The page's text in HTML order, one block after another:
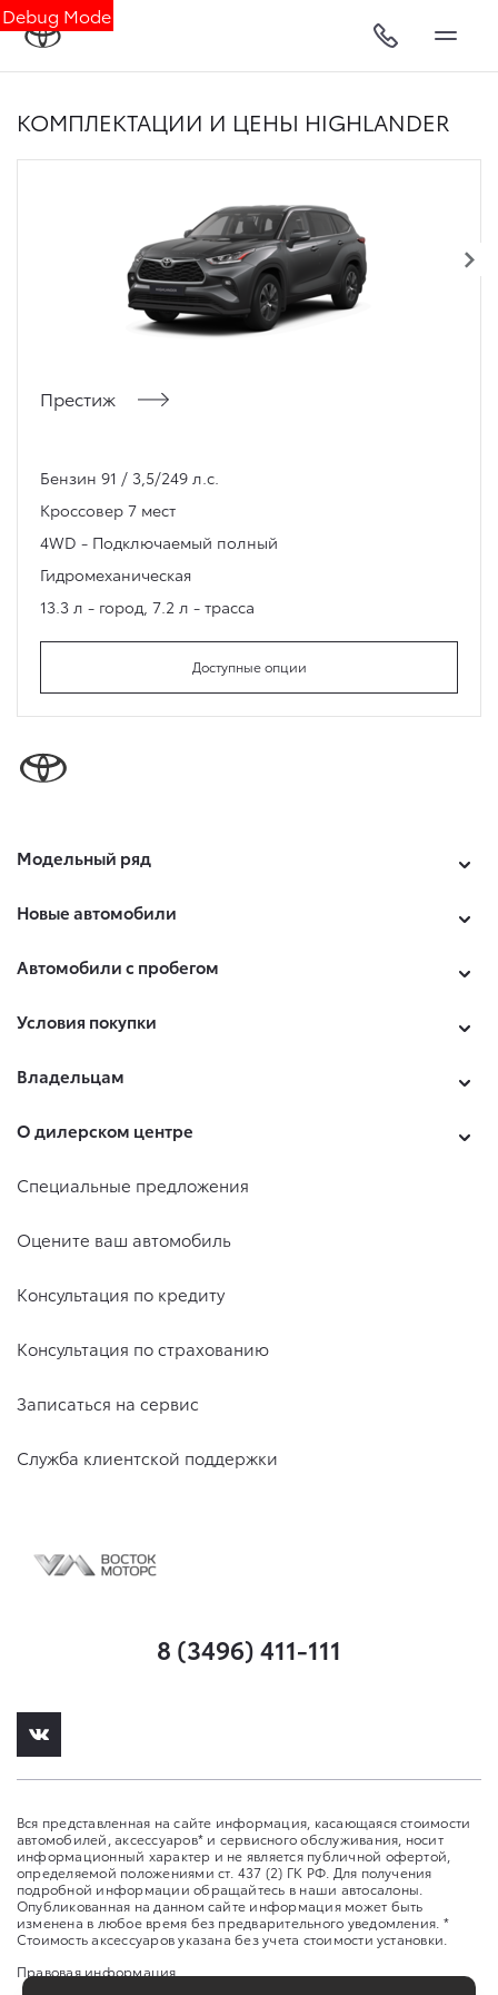
Debug Mode
КОМПЛЕКТАЦИИ И ЦЕНЫ HIGHLANDER
Престиж
Бензин 91 / 3,5/249 л.с.
Кроссовер 7 мест
4WD - Подключаемый полный
Гидромеханическая
13.3 л - город, 7.2 л - трасса
Доступные опции
Модельный ряд
Новые автомобили
Автомобили с пробегом
Условия покупки
Владельцам
О дилерском центре
Специальные предложения
Оцените ваш автомобиль
Консультация по кредиту
Консультация по страхованию
Записаться на сервис
Служба клиентской поддержки
8 (3496) 411-111
Вся представленная на сайте информация, касающаяся стоимости
автомобилей, аксессуаров* и сервисного обслуживания, носит
информационный характер и не является публичной офертой,
определяемой положениями ст. 437 (2) ГК РФ. Для получения
подробной информации обращайтесь в наши автосалоны.
Опубликованная на данном сайте информация может быть
изменена в любое время без предварительного уведомления. *
Стоимость аксессуаров указана без учета стоимости установки.
Правовая информация